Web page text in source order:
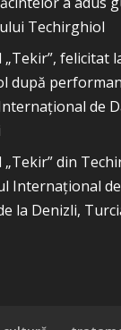
Techirghiol
felicitat
după
de
„Tekir” din
Internațional
la Denizli,